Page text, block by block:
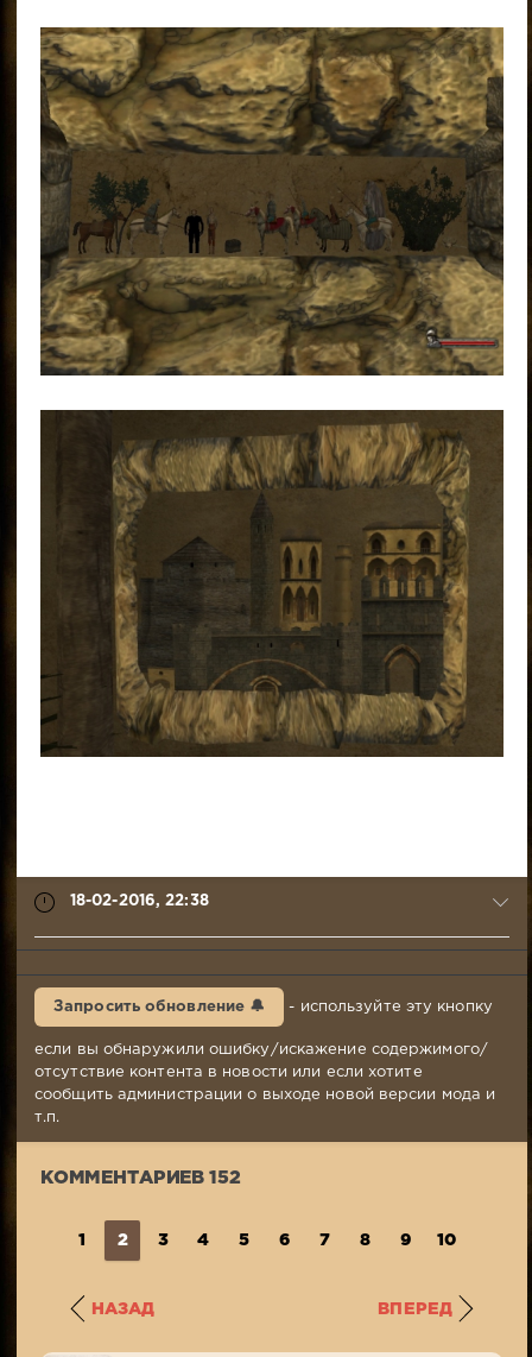
18-02-2016, 22:38
syabr
2016,
353
Запросить обновление 🔔 - используйте эту кнопку
если вы обнаружили ошибку/искажение содержимого/
отсутствие контента в новости или если хотите
сообщить администрации о выходе новой версии мода и
т.п.
КОММЕНТАРИЕВ 152
1 2 3 4 5 6 7 8 9 10
НАЗАД ВПЕРЕД